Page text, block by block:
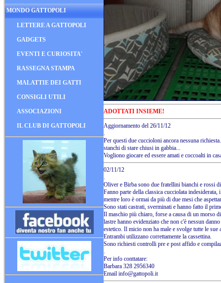
MONDO GATTOPOLI
LETTERE A GATTOPOLI
GADGETS
EVENTI E CURIOSITA'
RASSEGNA STAMPA
MALATTIE DEI GATTI
CONSIGLI UTILI
ASSOCIAZIONI
IL CLUB DI GATTOPOLI
ADOTTATI INSIEME!
Aggiornamento del 26/11/12
.
Per questi due cuccioloni ancora nessuna
stanchi di stare chiusi in gabbia...
Vogliono giocare ed essere amati e coccoalti in
02/11/12
.
Oliver e Birba sono due fratellini bianchi e rossi
Fanno parte della classica cucciolata
mentre loro è ormai da più di due mesi che
Sono stati castrati, sverminati e hanno fatto il
Il maschio più chiaro, forse a causa di un morso
lastre hanno evidenziato che non c'è nessun
estetico. Il micio non ha male e svolge tutte le
Entrambi utilizzano correttamente la cassettina.
Sono richiesti controlli pre e post affido e
.
Per info conttatare:
Barbara 328 2956340
Email info@gattopoli.it